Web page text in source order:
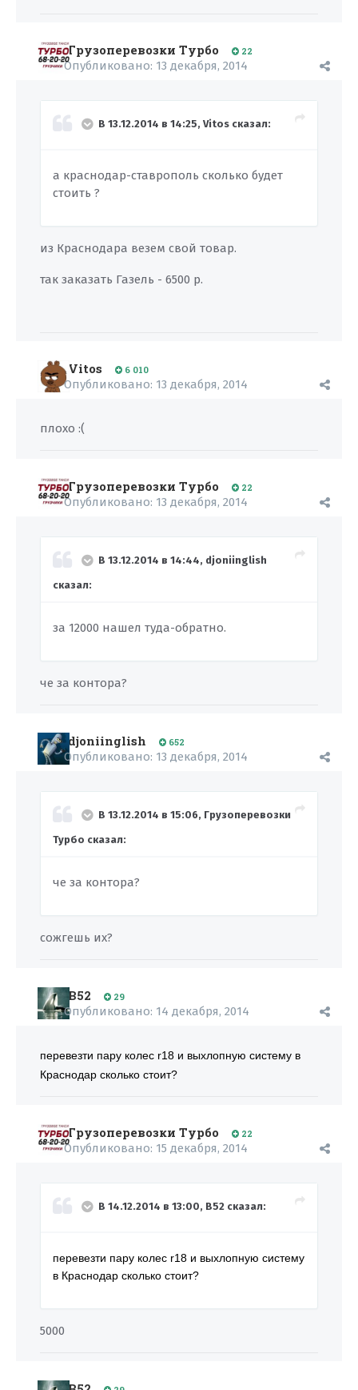
Грузоперевозки Турбо 22
Опубликовано: 13 декабря, 2014
В 13.12.2014 в 14:25, Vitos сказал:
а краснодар-ставрополь сколько будет
стоить ?
из Краснодара везем свой товар.
так заказать Газель - 6500 р.
Vitos 6 010
Опубликовано: 13 декабря, 2014
плохо :(
Грузоперевозки Турбо 22
Опубликовано: 13 декабря, 2014
В 13.12.2014 в 14:44, djoniinglish
сказал:
за 12000 нашел туда-обратно.
че за контора?
djoniinglish 652
Опубликовано: 13 декабря, 2014
В 13.12.2014 в 15:06, Грузоперевозки
Турбо сказал:
че за контора?
сожгешь их?
B52 29
Опубликовано: 14 декабря, 2014
перевезти пару колес r18 и выхлопную систему в
Краснодар сколько стоит?
Грузоперевозки Турбо 22
Опубликовано: 15 декабря, 2014
В 14.12.2014 в 13:00, B52 сказал:
перевезти пару колес r18 и выхлопную систему
в Краснодар сколько стоит?
5000